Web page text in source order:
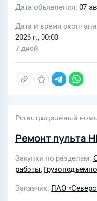
Дата объявления 07
Дата и время
2026 г., 00:00
7 дней
Регистрационный
Ремонт пульта
Закупки по разделам
работы,
Заказчик ПАО